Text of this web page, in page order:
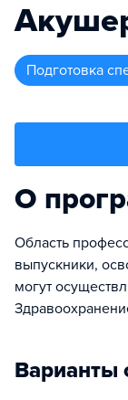
подготовка
О
Область
выпускники,
могут
Варианты